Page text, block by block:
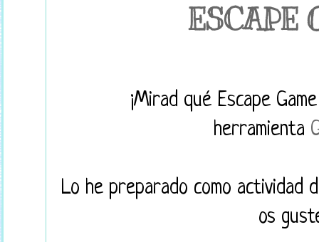
ESCAPE
¡Mirad qué Escape
herramienta
Lo he preparado como actividad
os